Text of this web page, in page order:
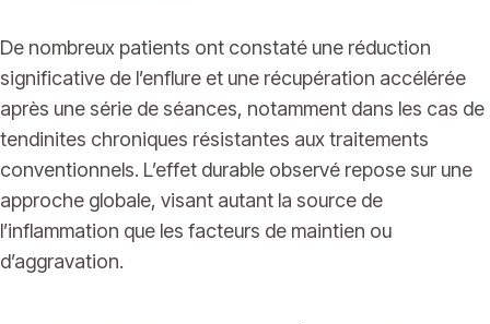
De nombreux patients ont constaté une réduction
significative de l’enflure et une récupération accélérée
après une série de séances, notamment dans les cas de
tendinites chroniques résistantes aux traitements
conventionnels. L’effet durable observé repose sur une
approche globale, visant autant la source de
l’inflammation que les facteurs de maintien ou
d’aggravation.